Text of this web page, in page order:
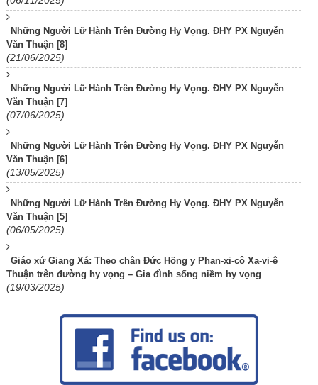
Những Người Lữ Hành Trên Đường Hy Vọng. ĐHY PX Nguyễn
Văn Thuận [8]
(21/06/2025)
Những Người Lữ Hành Trên Đường Hy Vọng. ĐHY PX Nguyễn
Văn Thuận [7]
(07/06/2025)
Những Người Lữ Hành Trên Đường Hy Vọng. ĐHY PX Nguyễn
Văn Thuận [6]
(13/05/2025)
Những Người Lữ Hành Trên Đường Hy Vọng. ĐHY PX Nguyễn
Văn Thuận [5]
(06/05/2025)
Giáo xứ Giang Xá: Theo chân Đức Hồng y Phan-xi-cô Xa-vi-ê
Thuận trên đường hy vọng – Gia đình sống niềm hy vọng
(19/03/2025)